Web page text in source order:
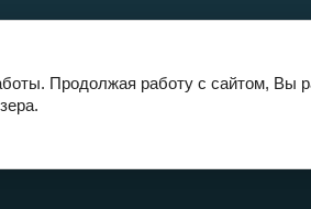
уборки и клининг
Продолжая работу с сайтом, Вы